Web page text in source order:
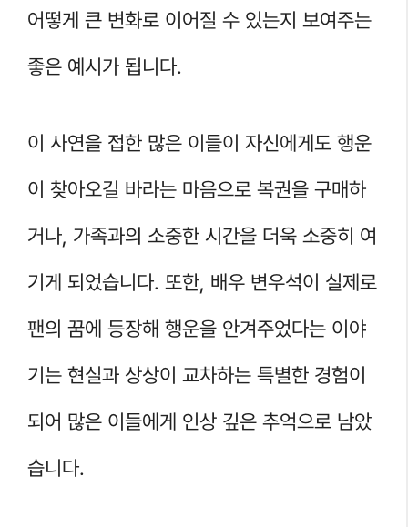
어떻게 큰 변화로 이어질 수 있는지 보여주는
좋은 예시가 됩니다.
이 사연을 접한 많은 이들이 자신에게도 행운
이 찾아오길 바라는 마음으로 복권을 구매하
거나, 가족과의 소중한 시간을 더욱 소중히 여
기게 되었습니다. 또한, 배우 변우석이 실제로
팬의 꿈에 등장해 행운을 안겨주었다는 이야
기는 현실과 상상이 교차하는 특별한 경험이
되어 많은 이들에게 인상 깊은 추억으로 남았
습니다.